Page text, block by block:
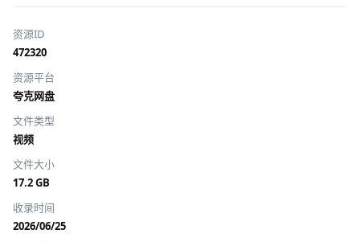
资源ID
472320
资源平台
夸克网盘
文件类型
视频
文件大小
17.2 GB
收录时间
2026/06/25